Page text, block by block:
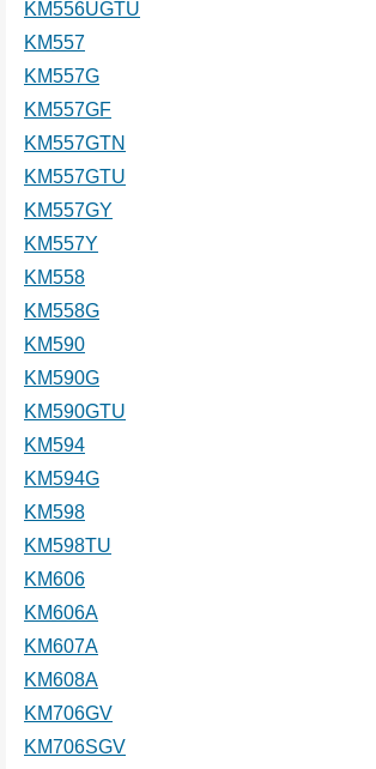
KM556UGTU
KM557
KM557G
KM557GF
KM557GTN
KM557GTU
KM557GY
KM557Y
KM558
KM558G
KM590
KM590G
KM590GTU
KM594
KM594G
KM598
KM598TU
KM606
KM606A
KM607A
KM608A
KM706GV
KM706SGV